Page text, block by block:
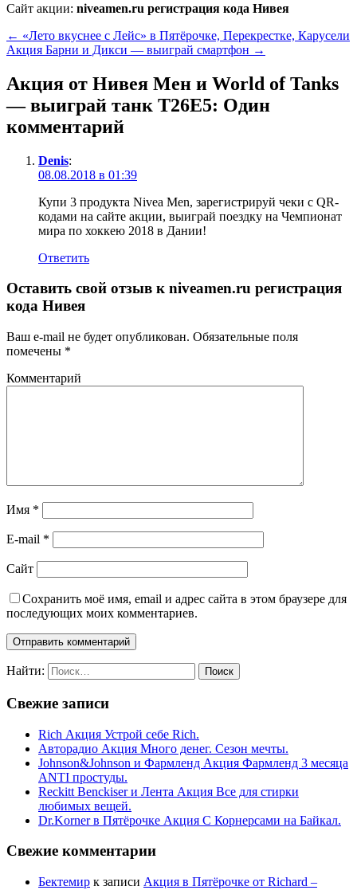
Сайт акции: niveamen.ru регистрация кода Нивея
← «Лето вкуснее с Лейс» в Пятёрочке, Перекрестке, Карусели
Акция Барни и Дикси — выиграй смартфон →
Акция от Нивея Мен и World of Tanks
— выиграй танк T26E5: Один
комментарий
Denis:
08.08.2018 в 01:39
Купи 3 продукта Nivea Men, зарегистрируй чеки с QR-
кодами на сайте акции, выиграй поездку на Чемпионат
мира по хоккею 2018 в Дании!
Ответить
Оставить свой отзыв к niveamen.ru регистрация
кода Нивея
Ваш e-mail не будет опубликован. Обязательные поля
помечены *
Комментарий
Имя *
E-mail *
Сайт
Сохранить моё имя, email и адрес сайта в этом браузере для
последующих моих комментариев.
Найти:
Свежие записи
Rich Акция Устрой себе Rich.
Авторадио Акция Много денег. Сезон мечты.
Johnson&Johnson и Фармленд Акция Фармленд 3 месяца
ANTI простуды.
Reckitt Benckiser и Лента Акция Все для стирки
любимых вещей.
Dr.Korner в Пятёрочке Акция С Корнерсами на Байкал.
Свежие комментарии
Бектемир к записи Акция в Пятёрочке от Richard –